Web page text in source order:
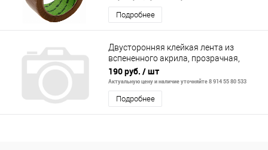
Подробнее
Двусторонняя клейкая лента из
вспененного акрила, прозрачная,
15ммх3м// Matrix
190 руб. / шт
Актуальную цену и наличие уточняйте 8 914 55 80 533
Подробнее